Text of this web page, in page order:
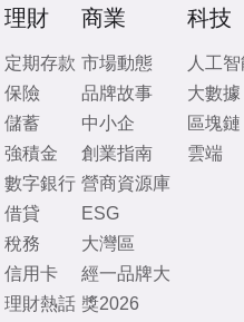
理財
定期存款
保險
儲蓄
強積金
數字銀行
借貸
稅務
信用卡
理財熱話
商業
市場動態
品牌故事
中小企
創業指南
營商資源庫
ESG
大灣區
經一品牌大
獎2026
科技
人工
大數據
區塊鏈
雲端